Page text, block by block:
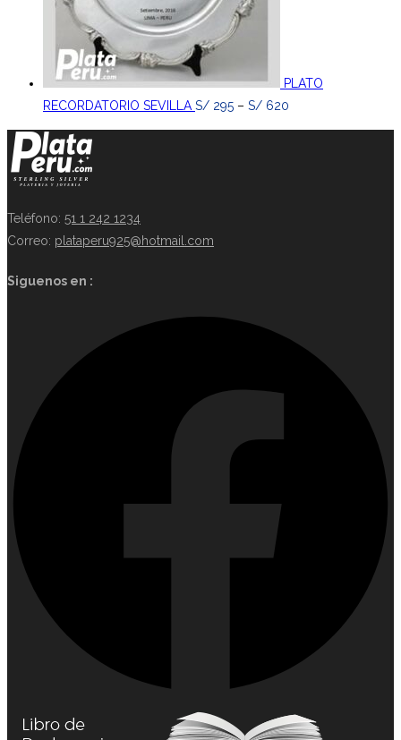
PLATO
RECORDATORIO SEVILLA S/ 295 – S/ 620
Teléfono: 51 1 242 1234
Correo: plataperu925@hotmail.com
Siguenos en :